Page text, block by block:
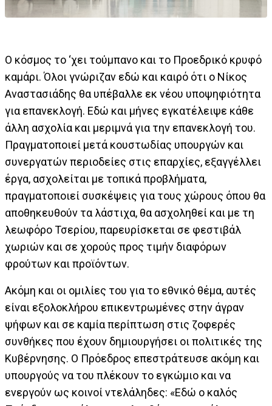
Ο κόσμος το ‘χει τούμπανο και το Προεδρικό κρυφό
καμάρι. Όλοι γνώριζαν εδώ και καιρό ότι ο Νίκος
Αναστασιάδης θα υπέβαλλε εκ νέου υποψηφιότητα
για επανεκλογή. Εδώ και μήνες εγκατέλειψε κάθε
άλλη ασχολία και μεριμνά για την επανεκλογή του.
Πραγματοποιεί μετά κουστωδίας υπουργών και
συνεργατών περιοδείες στις επαρχίες, εξαγγέλλει
έργα, ασχολείται με τοπικά προβλήματα,
πραγματοποιεί συσκέψεις για τους χώρους όπου θα
αποθηκευθούν τα λάστιχα, θα ασχοληθεί και με τη
λεωφόρο Τσερίου, παρευρίσκεται σε φεστιβάλ
χωριών και σε χορούς προς τιμήν διαφόρων
φρούτων και προϊόντων.
Ακόμη και οι ομιλίες του για το εθνικό θέμα, αυτές
είναι εξολοκλήρου επικεντρωμένες στην άγραν
ψήφων και σε καμία περίπτωση στις ζοφερές
συνθήκες που έχουν δημιουργήσει οι πολιτικές της
Κυβέρνησης. Ο Πρόεδρος επεστράτευσε ακόμη και
υπουργούς να του πλέκουν το εγκώμιο και να
ενεργούν ως κοινοί ντελάληδες: «Εδώ ο καλός